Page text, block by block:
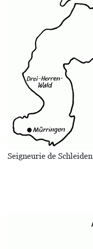
Seigneurie de Schleiden